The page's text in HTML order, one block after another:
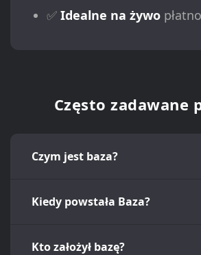
✅ Idealne na żywo
Często zadawane
Czym jest baza?
Kiedy powstała Baza?
Kto założył bazę?